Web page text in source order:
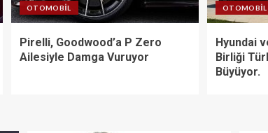
OTOMOBIL
Pirelli, Goodwood’a P Zero
Ailesiyle Damga Vuruyor
OTOMOBIL
Hyundai
Birliği
Büyüyor.